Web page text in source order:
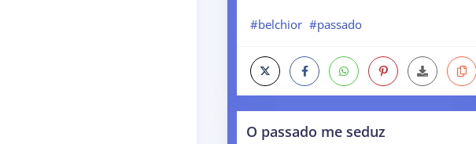
#belchior #passado
O passado me seduz